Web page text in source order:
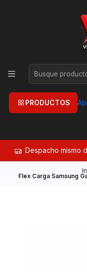
PRODUCTOS
Despacho mismo
Flex Carga Samsung